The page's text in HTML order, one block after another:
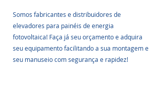
Somos fabricantes e distribuidores de
elevadores para painéis de energia
fotovoltaica! Faça já seu orçamento e adquira
seu equipamento facilitando a sua montagem e
seu manuseio com segurança e rapidez!